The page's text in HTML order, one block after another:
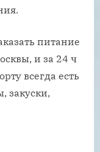
питание
и за 24 ч
всегда есть
закуски,